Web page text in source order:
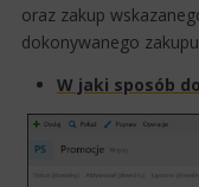
oraz zakup
dokonywanego
W jaki sposób